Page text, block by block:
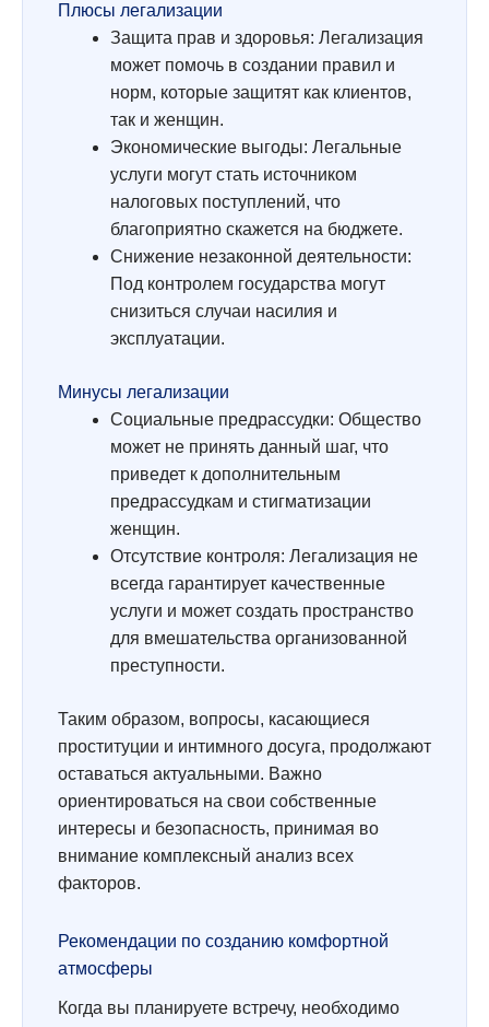
Плюсы легализации
Защита прав и здоровья: Легализация
может помочь в создании правил и
норм, которые защитят как клиентов,
так и женщин.
Экономические выгоды: Легальные
услуги могут стать источником
налоговых поступлений, что
благоприятно скажется на бюджете.
Снижение незаконной деятельности:
Под контролем государства могут
снизиться случаи насилия и
эксплуатации.
Минусы легализации
Социальные предрассудки: Общество
может не принять данный шаг, что
приведет к дополнительным
предрассудкам и стигматизации
женщин.
Отсутствие контроля: Легализация не
всегда гарантирует качественные
услуги и может создать пространство
для вмешательства организованной
преступности.
Таким образом, вопросы, касающиеся
проституции и интимного досуга, продолжают
оставаться актуальными. Важно
ориентироваться на свои собственные
интересы и безопасность, принимая во
внимание комплексный анализ всех
факторов.
Рекомендации по созданию комфортной
атмосферы
Когда вы планируете встречу, необходимо